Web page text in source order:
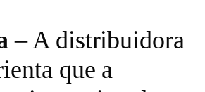
– A distribuidora
que a